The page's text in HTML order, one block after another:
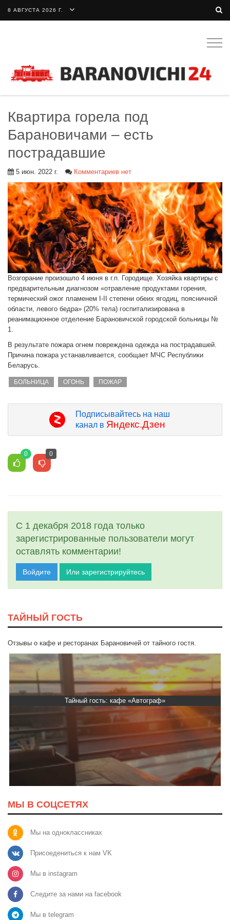
8 АВГУСТА 2026 Г.
Квартира горела под
Барановичами – есть
пострадавшие
5 июн. 2022 г. Комментариев нет
Возгорание произошло 4 июня в г.п. Городище. Хозяйка квартиры с
предварительным диагнозом «отравление продуктами горения,
термический ожог пламенем I-II степени обеих ягодиц, поясничной
области, левого бедра» (20% тела) госпитализирована в
реанимационное отделение Барановичской городской больницы №
1.
В результате пожара огнем повреждена одежда на пострадавшей.
Причина пожара устанавливается, сообщает МЧС Республики
Беларусь.
БОЛЬНИЦА ОГОНЬ ПОЖАР
Подписывайтесь на наш
канал в Яндекс.Дзен
0 0
С 1 декабря 2018 года только
зарегистрированные пользователи могут
оставлять комментарии!
Войдите Или зарегистрируйтесь
ТАЙНЫЙ ГОСТЬ
Отзывы о кафе и ресторанах Барановичей от тайного гостя.
Тайный гость: кафе «Автограф»
МЫ В СОЦСЕТЯХ
Мы на одноклассниках
Присоедениться к нам VK
Мы в instagram
Следите за нами на facebook
Мы в telegram